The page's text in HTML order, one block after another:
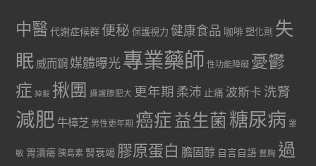
中醫代謝症候群 便秘 保護視力 健康食品 咖啡 塑化劑 失
眠 威而鋼 媒體曝光專業藥師 性功能障礙 憂鬱
症 掉髮 揪團 攝護腺肥大 更年期 柔沛 止痛 波斯卡 洗腎
減肥 牛樟芝 男性更年期 癌症益生菌 糖尿病 罩
敏 胃潰瘍 胰島素 腎衰竭 膠原蛋白 膽固醇 自言自語 豐胸 過